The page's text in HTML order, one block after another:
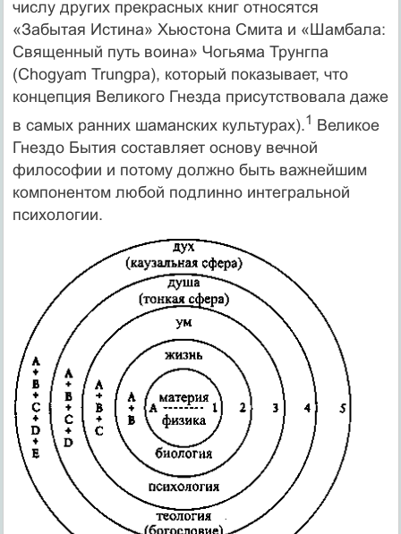
числу других прекрасных книг относятся
«Забытая Истина» Хьюстона Смита и «Шамбала:
Священный путь воина» Чогьяма Трунгпа
(Chogyam Trungpa), который показывает, что
концепция Великого Гнезда присутствовала даже
в самых ранних шаманских культурах).1 Великое
Гнездо Бытия составляет основу вечной
философии и потому должно быть важнейшим
компонентом любой подлинно интегральной
психологии.